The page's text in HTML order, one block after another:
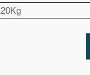
20Kg